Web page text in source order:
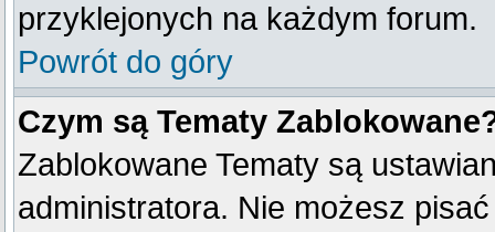
przyklejonych na każdym forum.
Powrót do góry
Czym są Tematy
Zablokowane Tematy są
administratora. Nie możesz